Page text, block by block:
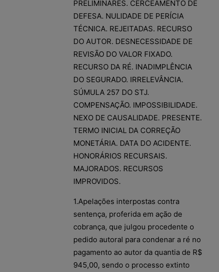
PRELIMINARES. CERCEAMENTO DE
DEFESA. NULIDADE DE PERÍCIA
TÉCNICA. REJEITADAS. RECURSO
DO AUTOR. DESNECESSIDADE DE
REVISÃO DO VALOR FIXADO.
RECURSO DA RÉ. INADIMPLÊNCIA
DO SEGURADO. IRRELEVÂNCIA.
SÚMULA 257 DO STJ.
COMPENSAÇÃO. IMPOSSIBILIDADE.
NEXO DE CAUSALIDADE. PRESENTE.
TERMO INICIAL DA CORREÇÃO
MONETÁRIA. DATA DO ACIDENTE.
HONORÁRIOS RECURSAIS.
MAJORADOS. RECURSOS
IMPROVIDOS.
1.Apelações interpostas contra
sentença, proferida em ação de
cobrança, que julgou procedente o
pedido autoral para condenar a ré no
pagamento ao autor da quantia de R$
945,00, sendo o processo extinto